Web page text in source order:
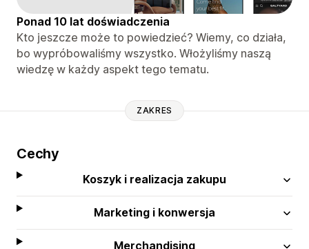
Ponad 10 lat doświadczenia
Kto jeszcze może to powiedzieć? Wiemy, co działa,
bo wypróbowaliśmy wszystko. Włożyliśmy naszą
wiedzę w każdy aspekt tego tematu.
ZAKRES
Cechy
Koszyk i realizacja zakupu
Marketing i konwersja
Merchandising